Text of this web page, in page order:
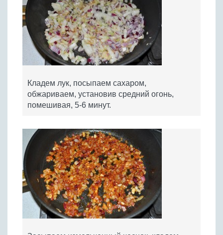
Кладем лук, посыпаем сахаром,
обжариваем, установив средний огонь,
помешивая, 5-6 минут.